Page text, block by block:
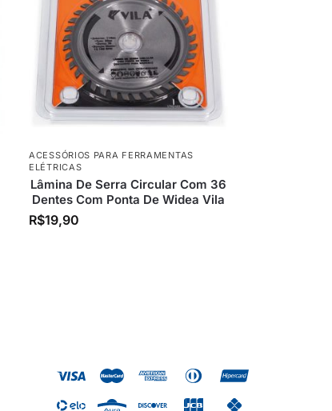
ACESSÓRIOS PARA FERRAMENTAS
ELÉTRICAS
Lâmina De Serra Circular Com 36
Dentes Com Ponta De Widea Vila
R$19,90